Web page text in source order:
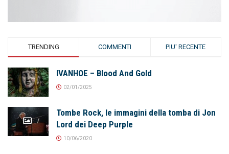
TRENDING COMMENTI PIU' RECENTE
IVANHOE – Blood And Gold
02/01/2025
Tombe Rock, le immagini della tomba di Jon
Lord dei Deep Purple
10/06/2020